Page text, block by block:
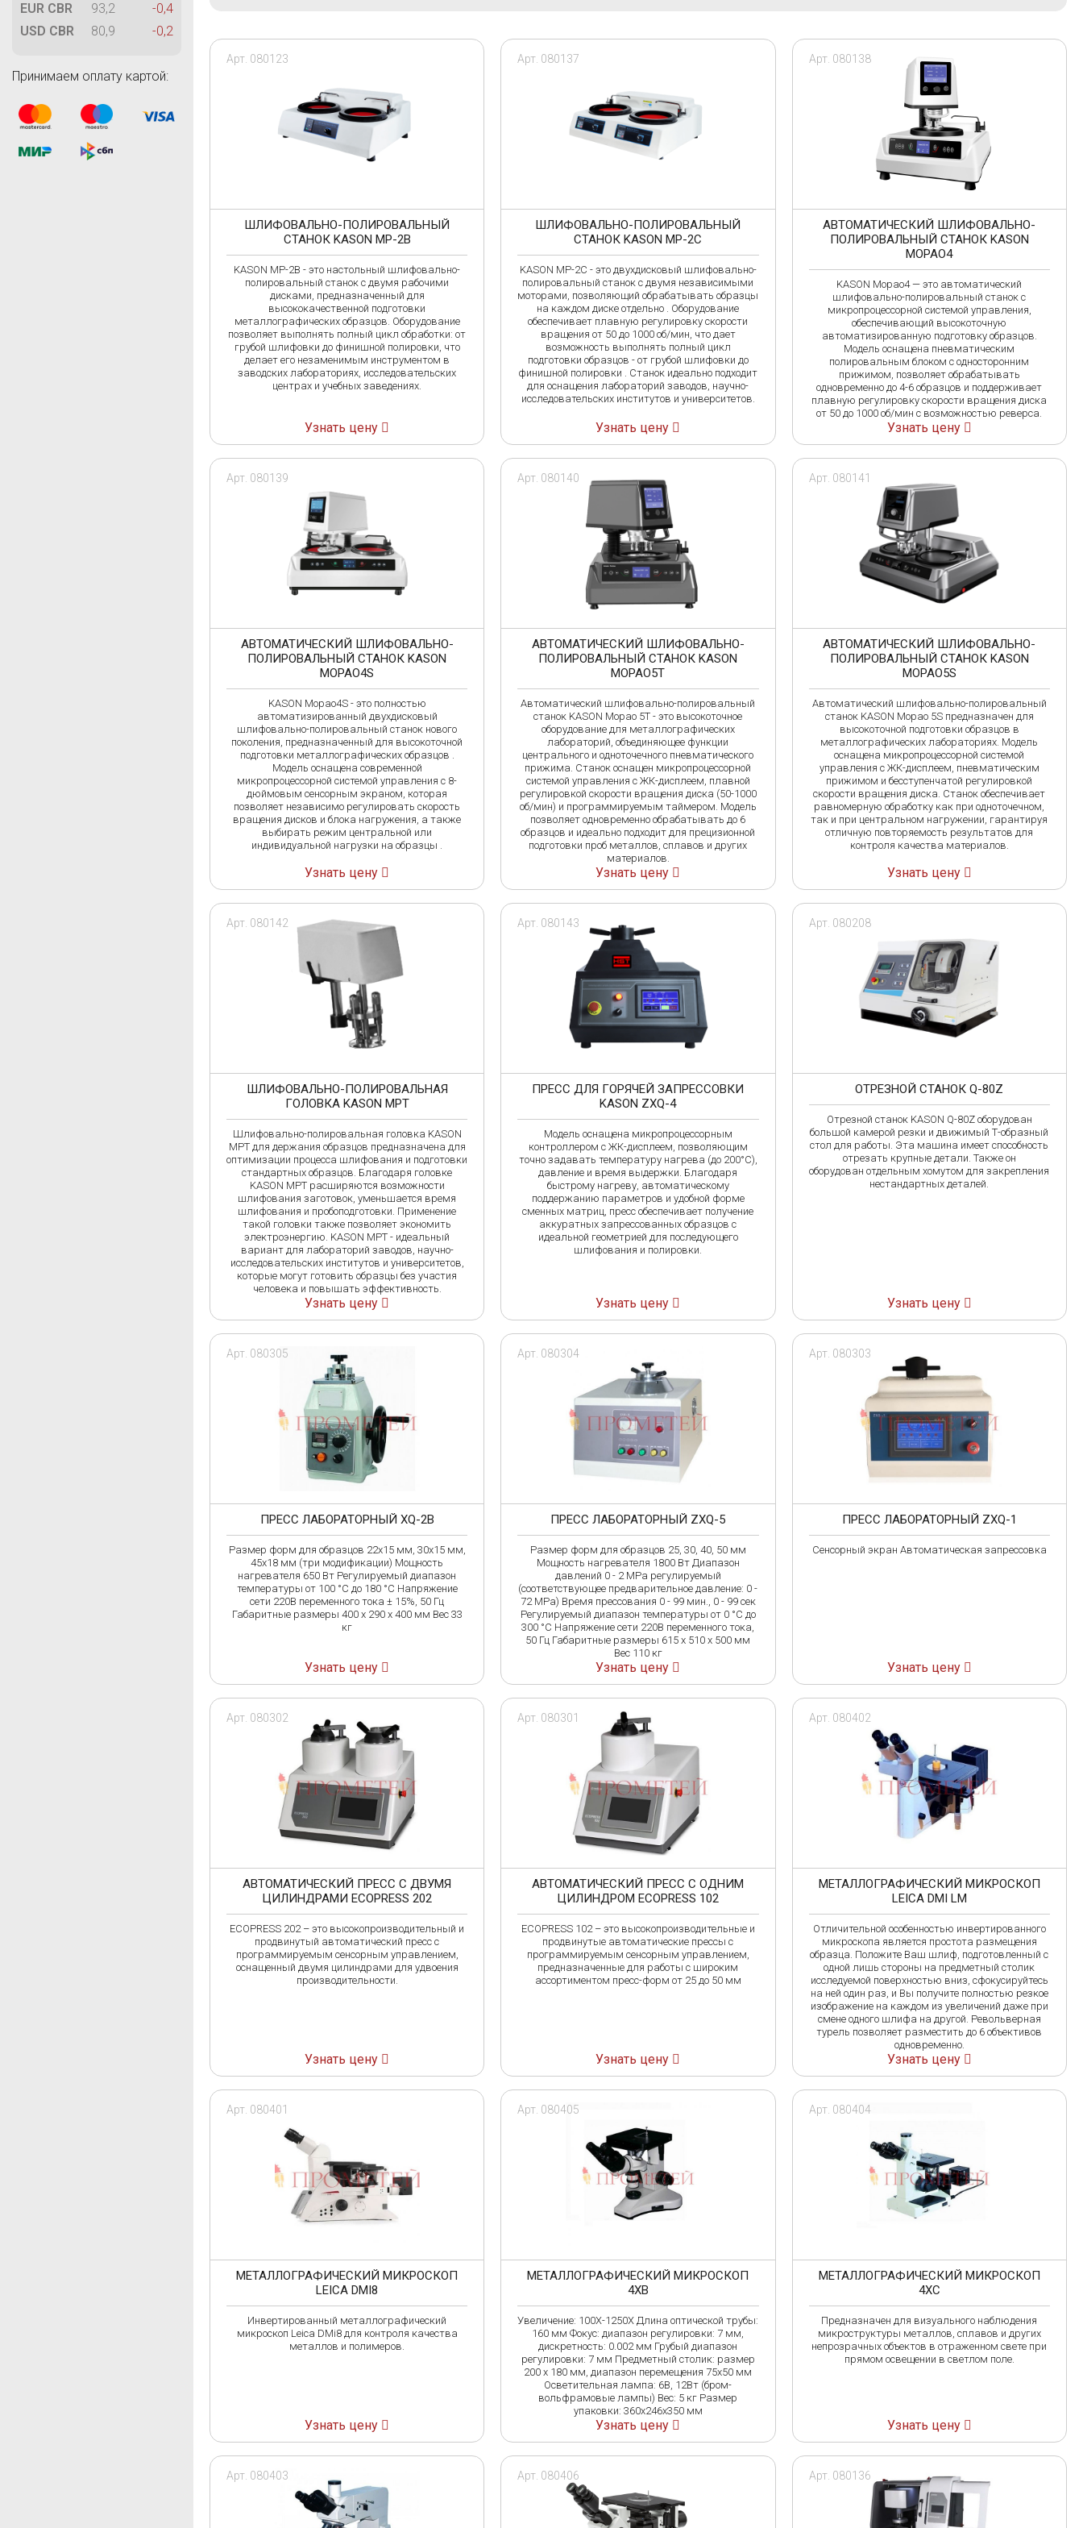
MetalDataInfo
MTS Systems
Piletest
Proceq SA
Sinowon
SIUI
Sonotest
Б
В
Вотум
И
ИНТЕРПРИБОР
Интротест
К
КНР
Кропус
ЛОМО
М
МАШПРОЕКТ
Н
Ньюком-НДТ
П
Прометей
С
СТРОЙПРИБОР
Технотест
EUR CBR 93,2
-0,4
USD CBR
80,9 -0,2
Принимаем оплату картой:
Арт. 080123
ШЛИФОВАЛЬНО-ПОЛИРОВАЛЬНЫЙ
СТАНОК KASON MP-2B
KASON MP-2B - это настольный шлифовально-
полировальный станок с двумя рабочими
дисками, предназначенный для
высококачественной подготовки
металлографических образцов. Оборудование
позволяет выполнять полный цикл обработки: от
грубой шлифовки до финишной полировки, что
делает его незаменимым инструментом в
заводских лабораториях, исследовательских
центрах и учебных заведениях.
Узнать цену
Арт. 080137
ШЛИФОВАЛЬНО-ПОЛИРОВАЛЬНЫЙ
СТАНОК KASON MP-2С
KASON MP-2C - это двухдисковый шлифовально-
полировальный станок с двумя независимыми
моторами, позволяющий обрабатывать образцы
на каждом диске отдельно . Оборудование
обеспечивает плавную регулировку скорости
вращения от 50 до 1000 об/мин, что дает
возможность выполнять полный цикл
подготовки образцов - от грубой шлифовки до
финишной полировки . Станок идеально подходит
для оснащения лабораторий заводов, научно-
исследовательских институтов и университетов.
Узнать цену
Арт. 080138
АВТОМАТИЧЕСКИЙ ШЛИФОВАЛЬНО-
ПОЛИРОВАЛЬНЫЙ СТАНОК KASON
MOPAO4
KASON Mopao4 — это автоматический
шлифовально-полировальный станок с
микропроцессорной системой управления,
обеспечивающий высокоточную
автоматизированную подготовку образцов.
Модель оснащена пневматическим
полировальным блоком с односторонним
прижимом, позволяет обрабатывать
одновременно до 4-6 образцов и поддерживает
плавную регулировку скорости вращения диска
от 50 до 1000 об/мин с возможностью реверса.
Узнать цену
Арт. 080139
АВТОМАТИЧЕСКИЙ ШЛИФОВАЛЬНО-
ПОЛИРОВАЛЬНЫЙ СТАНОК KASON
MOPAO4S
KASON Mopao4S - это полностью
автоматизированный двухдисковый
шлифовально-полировальный станок нового
поколения, предназначенный для высокоточной
подготовки металлографических образцов .
Модель оснащена современной
микропроцессорной системой управления с 8-
дюймовым сенсорным экраном, которая
позволяет независимо регулировать скорость
вращения дисков и блока нагружения, а также
выбирать режим центральной или
индивидуальной нагрузки на образцы .
Узнать цену
Арт. 080140
АВТОМАТИЧЕСКИЙ ШЛИФОВАЛЬНО-
ПОЛИРОВАЛЬНЫЙ СТАНОК KASON
MOPAO5T
Автоматический шлифовально-полировальный
станок KASON Mopao 5T - это высокоточное
оборудование для металлографических
лабораторий, объединяющее функции
центрального и одноточечного пневматического
прижима. Станок оснащен микропроцессорной
системой управления с ЖК-дисплеем, плавной
регулировкой скорости вращения диска (50-1000
об/мин) и программируемым таймером. Модель
позволяет одновременно обрабатывать до 6
образцов и идеально подходит для прецизионной
подготовки проб металлов, сплавов и других
материалов.
Узнать цену
Арт. 080141
АВТОМАТИЧЕСКИЙ ШЛИФОВАЛЬНО-
ПОЛИРОВАЛЬНЫЙ СТАНОК KASON
MOPAO5S
Автоматический шлифовально-полировальный
станок KASON Mopao 5S предназначен для
высокоточной подготовки образцов в
металлографических лабораториях. Модель
оснащена микропроцессорной системой
управления с ЖК-дисплеем, пневматическим
прижимом и бесступенчатой регулировкой
скорости вращения диска. Станок обеспечивает
равномерную обработку как при одноточечном,
так и при центральном нагружении, гарантируя
отличную повторяемость результатов для
контроля качества материалов.
Узнать цену
Арт. 080142
ШЛИФОВАЛЬНО-ПОЛИРОВАЛЬНАЯ
ГОЛОВКА KASON MPT
Шлифовально-полировальная головка KASON
MPT для держания образцов предназначена для
оптимизации процесса шлифования и подготовки
стандартных образцов. Благодаря головке
KASON MPT расширяются возможности
шлифования заготовок, уменьшается время
шлифования и пробоподготовки. Применение
такой головки также позволяет экономить
электроэнергию. KASON MPT - идеальный
вариант для лабораторий заводов, научно-
исследовательских институтов и университетов,
которые могут готовить образцы без участия
человека и повышать эффективность.
Узнать цену
Арт. 080143
ПРЕСС ДЛЯ ГОРЯЧЕЙ ЗАПРЕССОВКИ
KASON ZXQ-4
Модель оснащена микропроцессорным
контроллером с ЖК-дисплеем, позволяющим
точно задавать температуру нагрева (до 200°C),
давление и время выдержки. Благодаря
быстрому нагреву, автоматическому
поддержанию параметров и удобной форме
сменных матриц, пресс обеспечивает получение
аккуратных запрессованных образцов с
идеальной геометрией для последующего
шлифования и полировки.
Узнать цену
Арт. 080208
ОТРЕЗНОЙ СТАНОК Q-80Z
Отрезной станок KASON Q-80Z оборудован
большой камерой резки и движимый Т-образный
стол для работы. Эта машина имеет способность
отрезать крупные детали. Также он
оборудован отдельным хомутом для закрепления
нестандартных деталей.
Узнать цену
Арт. 080305
ПРЕСС ЛАБОРАТОРНЫЙ XQ-2B
Размер форм для образцов 22х15 мм, 30х15 мм,
45х18 мм (три модификации) Мощность
нагревателя 650 Вт Регулируемый диапазон
температуры от 100 °C до 180 °C Напряжение
сети 220В переменного тока ± 15%, 50 Гц
Габаритные размеры 400 x 290 x 400 мм Вес 33
кг
Узнать цену
Арт. 080304
ПРЕСС ЛАБОРАТОРНЫЙ ZXQ-5
Размер форм для образцов 25, 30, 40, 50 мм
Мощность нагревателя 1800 Вт Диапазон
давлений 0 - 2 MPa регулируемый
(соответствующее предварительное давление: 0 -
72 MPa) Время прессования 0 - 99 мин., 0 - 99 сек
Регулируемый диапазон температуры от 0 °C до
300 °C Напряжение сети 220В переменного тока,
50 Гц Габаритные размеры 615 x 510 x 500 мм
Вес 110 кг
Узнать цену
Арт. 080303
ПРЕСС ЛАБОРАТОРНЫЙ ZXQ-1
Сенсорный экран Автоматическая запрессовка
Узнать цену
Арт. 080302
АВТОМАТИЧЕСКИЙ ПРЕСС С ДВУМЯ
ЦИЛИНДРАМИ ECOPRESS 202
ECOPRESS 202 – это высокопроизводительный и
продвинутый автоматический пресс с
программируемым сенсорным управлением,
оснащенный двумя цилиндрами для удвоения
производительности.
Узнать цену
Арт. 080301
АВТОМАТИЧЕСКИЙ ПРЕСС С ОДНИМ
ЦИЛИНДРОМ ECOPRESS 102
ECOPRESS 102 – это высокопроизводительные и
продвинутые автоматические прессы с
программируемым сенсорным управлением,
предназначенные для работы с широким
ассортиментом пресс-форм от 25 до 50 мм
Узнать цену
Арт. 080402
МЕТАЛЛОГРАФИЧЕСКИЙ МИКРОСКОП
LEICA DMI LM
Отличительной особенностью инвертированного
микроскопа является простота размещения
образца. Положите Ваш шлиф, подготовленный с
одной лишь стороны на предметный столик
исследуемой поверхностью вниз, сфокусируйтесь
на ней один раз, и Вы получите полностью резкое
изображение на каждом из увеличений даже при
смене одного шлифа на другой. Револьверная
турель позволяет разместить до 6 объективов
одновременно.
Узнать цену
Арт. 080401
МЕТАЛЛОГРАФИЧЕСКИЙ МИКРОСКОП
LEICA DMI8
Инвертированный металлографический
микроскоп Leica DMi8 для контроля качества
металлов и полимеров.
Узнать цену
Арт. 080405
МЕТАЛЛОГРАФИЧЕСКИЙ МИКРОСКОП
4XB
Увеличение: 100X-1250X Длина оптической трубы:
160 мм Фокус: диапазон регулировки: 7 мм,
дискретность: 0.002 мм Грубый диапазон
регулировки: 7 мм Предметный столик: размер
200 х 180 мм, диапазон перемещения 75x50 мм
Осветительная лампа: 6В, 12Вт (бром-
вольфрамовые лампы) Вес: 5 кг Размер
упаковки: 360x246x350 мм
Узнать цену
Арт. 080404
МЕТАЛЛОГРАФИЧЕСКИЙ МИКРОСКОП
4XC
Предназначен для визуального наблюдения
микроструктуры металлов, сплавов и других
непрозрачных объектов в отраженном свете при
прямом освещении в светлом поле.
Узнать цену
Арт. 080403 Арт. 080406 Арт. 080136